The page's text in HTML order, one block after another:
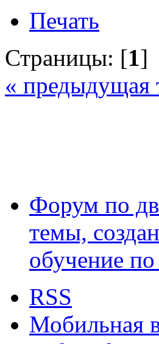
Печать
Страницы: [1]
« предыдущая
Форум по
темы,
обучение
RSS
Мобильная